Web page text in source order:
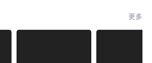
更多